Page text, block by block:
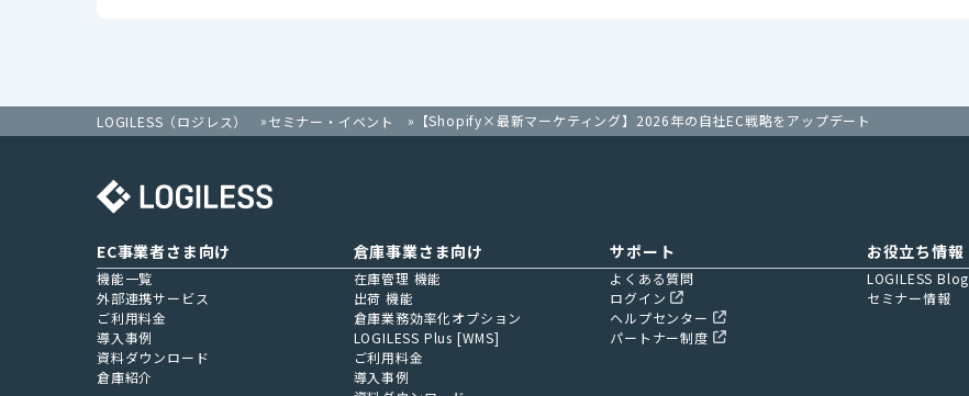
LOGILESS（ロジレス） セミナー・イベント 【Shopify×最新マーケティング】2026年の自社EC戦略をアップデート
EC事業者さま向け
機能一覧
外部連携サービス
ご利用料金
導入事例
資料ダウンロード
倉庫紹介
倉庫事業さま向け
在庫管理 機能
出荷 機能
倉庫業務効率化オプション
LOGILESS Plus [WMS]
ご利用料金
導入事例
サポート
よくある質問
ログイン
ヘルプセンター
パートナー制度
お役立ち情報
LOGILESS Blog
セミナー情報